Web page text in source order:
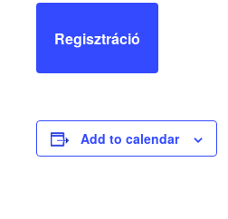
Regisztráció
Add to calendar